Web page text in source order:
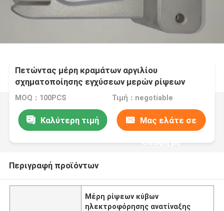
Πετώντας μέρη κραμάτων αργιλίου
σχηματοποίησης εγχύσεων μερών ρίψεων
κύβων ηλεκτροφόρησης ανατίναξης άμμου
MOQ：100PCS Τιμή：negotiable
Καλύτερη τιμή Μας ελάτε σε
επαφή με
Περιγραφή προϊόντων
Μέρη ρίψεων κύβων
ηλεκτροφόρησης ανατίναξης